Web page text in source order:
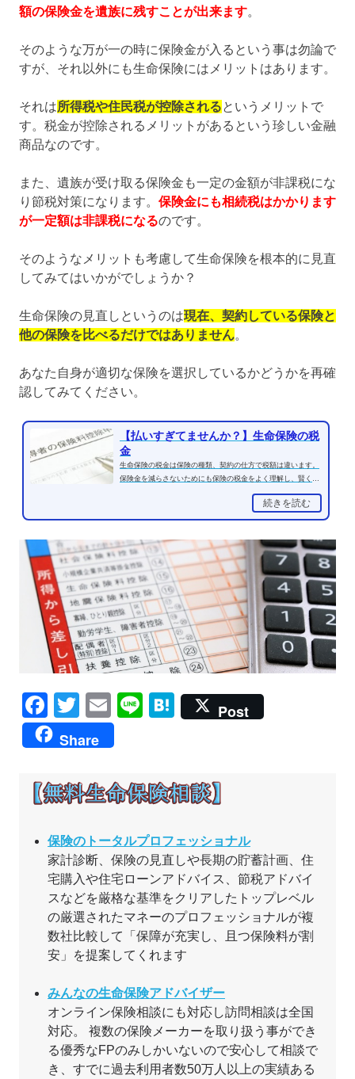
額の保険金を遺族に残すことが出来ます。
そのような万が一の時に保険金が入るという事は勿論で
すが、それ以外にも生命保険にはメリットはあります。
それは所得税や住民税が控除されるというメリットで
す。税金が控除されるメリットがあるという珍しい金融
商品なのです。
また、遺族が受け取る保険金も一定の金額が非課税にな
り節税対策になります。 保険金にも相続税はかかります
が一定額は非課税になるのです。
そのようなメリットも考慮して生命保険を根本的に見直
してみてはいかがでしょうか？
生命保険の見直しというのは現在、契約している保険と
他の保険を比べるだけではありません。
あなた自身が適切な保険を選択しているかどうかを再確
認してみてください。
【払いすぎてませんか？】生命保険の税
金
生命保険の税金は保険の種類、契約の仕方で税額は違います。
保険金を減らさないためにも保険の税金をよく理解し、賢く契
続きを読む
Facebook
TwitterEmailLineHatena
Post
Share
保険のトータルプロフェッショナル
家計診断、保険の見直しや長期の貯蓄計画、住
宅購入や住宅ローンアドバイス、節税アドバイ
スなどを厳格な基準をクリアしたトップレベル
の厳選されたマネーのプロフェッショナルが複
数社比較して「保障が充実し、且つ保険料が割
安」を提案してくれます
みんなの生命保険アドバイザー
オンライン保険相談にも対応し訪問相談は全国
対応。 複数の保険メーカーを取り扱う事ができ
る優秀なFPのみしかいないので安心して相談で
き、すでに過去利用者数50万人以上の実績ある